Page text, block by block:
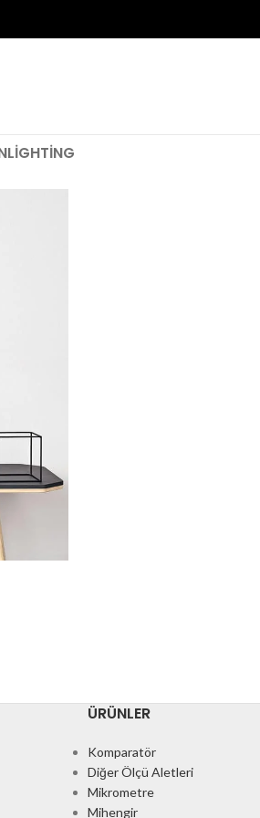
LIGHTING
ÜRÜNLER
Komparatör
Diğer Ölçü Aletleri
Mikrometre
Mihengir